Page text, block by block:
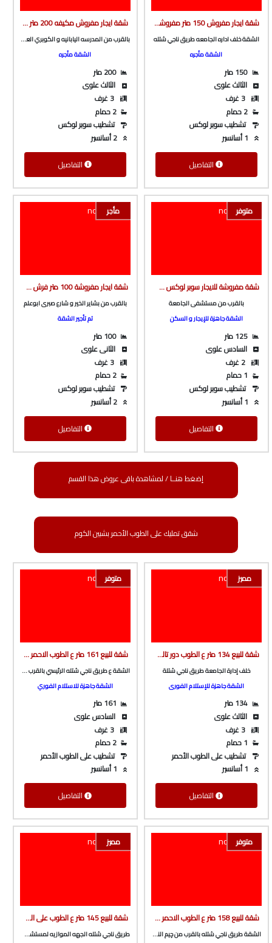
شقة ايجار مفروش 150 متر مفروشه بالكامل و مكيفه ف برج بأسانسير خلف ادارة الجامعة من الوسيط العقارية بشبين الكوم
الشقة خلف اداره الجامعه طريق ناجي شتله
الشقة مأجره
150 متر
الثالث علوى
2 حمام
تشطيب سوبر لوكس
التفاصيل
شقة ايجار مفروش مكيفه 200 متر تشطيب و فرش سوبر لوكس ف برج بأسانسير بالقرب من المدرسه اليابانيه و الكوبري العلوى من شركة الوسيط العقارية بشبين الكوم
بالقرب من المدرسه اليابانيه و الكوبري العلوى
الشقة مأجره
200 متر
الثالث علوى
3 غرف
2 حمام
تشطيب سوبر لوكس
2 أسانسير
التفاصيل
متوفر
شقة مفروشة للايجار سوبر لوكس ف برج بأسانسير بالقرب من مستشفى الجامعة من شركة الوسيط العقارية بشبين الكوم
بالقرب من مستشفى الجامعة
الشقة جاهزة للإيجار و السكن
125 متر
السادس علوى
1 حمام
تشطيب سوبر لوكس
التفاصيل
مأجر
شقة ايجار مفروشة 100 متر فرش هاي سوبر لوكس بالقرب من بشاير الخير و شارع باريس من شركة الوسيط العقارية بشبين الكوم
بالقرب من بشاير الخير و شارع صبرى ابوعلم
تم تأجير الشقة
100 متر
الثانى علوى
3 غرف
2 حمام
تشطيب سوبر لوكس
2 أسانسير
التفاصيل
إضغط هنــا / لمشاهدة باقى عروض هذا القسم
شقق تمليك على الطوب الأحمر بشبين الكوم
مميز
شقة للبيع 134 متر ع الطوب دور تالت ف برج بأسانسير ع طريق ناجي شتله الرئيسى خلف اداره الجامعة من شركة الوسيط العقارية بشبين الكوم
خلف إدارة الجامعة طريق ناجي شتلة
الشقة جاهزة للإستلام الفورى
134 متر
الثالث علوى
1 حمام
تشطيب على الطوب الأحمر
التفاصيل
متوفر
شقة للبيع 161 متر ع الطوب الاحمر بالقرب من چيم النعماني و تري البحر من الوسيط العقارية بشبين الكوم
الشقة ع طريق ناجي شتله الرئيسي بالقرب من چيم النعماني و تري البحر
الشقة جاهزة للاستلام الفوري
161 متر
السادس علوى
3 غرف
2 حمام
تشطيب على الطوب الأحمر
التفاصيل
متوفر
شقة للبيع 158 متر ع الطوب الاحمر طريق ناجي شتله بالقرب من چيم النعماني من الوسيط العقارية بشبين الكوم
الشقة طريق ناجي شتله بالقرب من چيم النعماني
مميز
شقة للبيع 145 متر ع الطوب على الشارع الرئيسى و البحر مباشرة ف برج بأسانسير ع طريق ناجي شتله الرئيسى من شركة الوسيط العقارية بشبين الكوم
طريق ناجي شتله الجهه الموازيه لمستشفى القصر و كوبري امومه